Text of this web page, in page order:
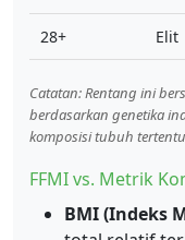
28+ Elit
Catatan: Rentang ini
berdasarkan genetika
komposisi tubuh
FFMI vs. Metrik
BMI (Indeks